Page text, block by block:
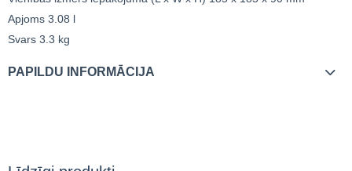
Apjoms 3.08 l
Svars 3.3 kg
PAPILDU INFORMĀCIJA